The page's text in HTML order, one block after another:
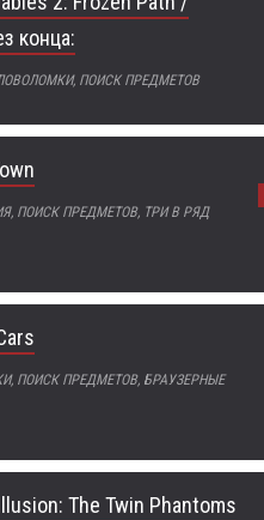
конца:
ПОИСК ПРЕДМЕТОВ
ПОИСК ПРЕДМЕТОВ, ТРИ В РЯД
ПОИСК ПРЕДМЕТОВ, БРАУЗЕРНЫЕ
The Twin Phantoms